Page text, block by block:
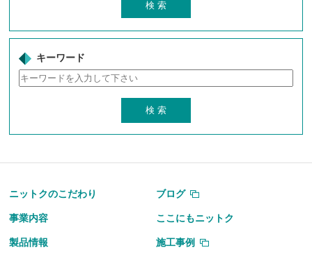
キーワード
ニットクのこだわり ブログ
事業内容 ここにもニットク
製品情報 施工事例